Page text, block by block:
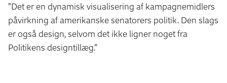
”Det er en dynamisk visualisering af kampagnemidlers
påvirkning af amerikanske senatorers politik. Den slags
er også design, selvom det ikke ligner noget fra
Politikens designtillæg.”